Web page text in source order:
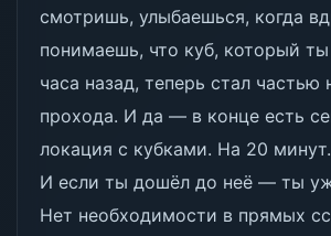
смотришь, улыбаешься, когда
понимаешь, что куб, который
часа назад, теперь стал частью
прохода. И да — в конце есть
локация с кубками. На 20
И если ты дошёл до неё — ты
Нет необходимости в прямых